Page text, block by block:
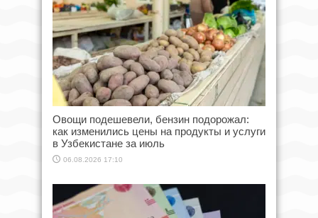
Овощи подешевели, бензин подорожал:
как изменились цены на продукты и услуги
в Узбекистане за июль
06.08.2026 17:10